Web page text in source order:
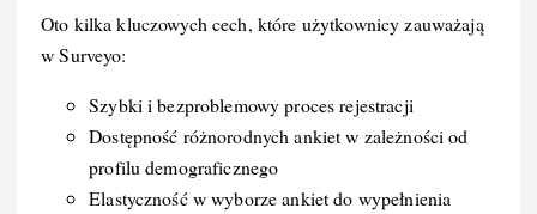
Oto kilka kluczowych cech, które użytkownicy zauważają
w Surveyo:
Szybki i bezproblemowy proces rejestracji
Dostępność różnorodnych ankiet w zależności od
profilu demograficznego
Elastyczność w wyborze ankiet do wypełnienia